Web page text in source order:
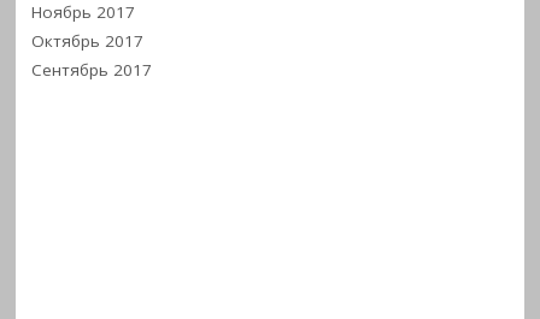
Ноябрь 2017
Октябрь 2017
Сентябрь 2017